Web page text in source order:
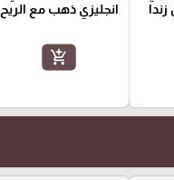
انجليزي ذهب مع الريح
add_shopping_cart